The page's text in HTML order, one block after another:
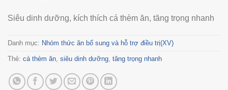
Siêu dinh dưỡng, kích thích cá thèm ăn, tăng trọng nhanh
Danh mục: Nhóm thức ăn bổ sung và hỗ trợ điều trị(XV)
Thẻ: cá thèm ăn, siêu dinh dưỡng, tăng trọng nhanh